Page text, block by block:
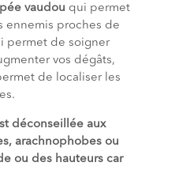
vaudou qui permet
ennemis proches de
permet de soigner
vos dégâts,
de localiser les
déconseillée aux
arachnophobes ou
ou des hauteurs car